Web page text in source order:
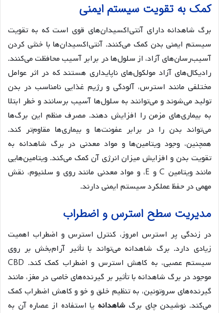
کمک به تقویت سیستم ایمنی
برگ شاهدانه دارای آنتی‌اکسیدان‌های قوی است که به تقویت
سیستم ایمنی بدن کمک می‌کنند. آنتی‌اکسیدان‌ها با خنثی کردن
آسیب‌رسان‌های آزاد، از سلول‌ها در برابر آسیب محافظت می‌کنند.
رادیکال‌های آزاد مولکول‌های ناپایداری هستند که در اثر عوامل
مختلفی مانند استرس، آلودگی و رژیم غذایی نامناسب در بدن
تولید می‌شوند و می‌توانند به سلول‌ها آسیب برسانند و خطر ابتلا
به بیماری‌های مزمن را افزایش دهند. مصرف منظم این برگ‌ها
می‌تواند بدن را در برابر عفونت‌ها و بیماری‌ها مقاوم‌تر کند.
همچنین، وجود ویتامین‌ها و مواد معدنی در برگ شاهدانه به
تقویت بدن و افزایش میزان انرژی آن کمک می‌کند. ویتامین‌هایی
مانند ویتامین C و E، و مواد معدنی مانند روی و سلنیوم، نقش
مهمی در حفظ عملکرد سیستم ایمنی دارند.
مدیریت سطح استرس و اضطراب
در زندگی پر استرس امروز، کنترل استرس و اضطراب اهمیت
زیادی دارد. برگ شاهدانه می‌تواند با تأثیر آرام‌بخش بر روی
سیستم عصبی، به کاهش استرس و اضطراب کمک کند. CBD
موجود در برگ شاهدانه با تأثیر بر گیرنده‌های خاصی در مغز، مانند
گیرنده‌های سروتونین، به تنظیم خلق و خو و کاهش اضطراب کمک
می‌کند. نوشیدن چای برگ شاهدانه یا استفاده از عصاره آن به